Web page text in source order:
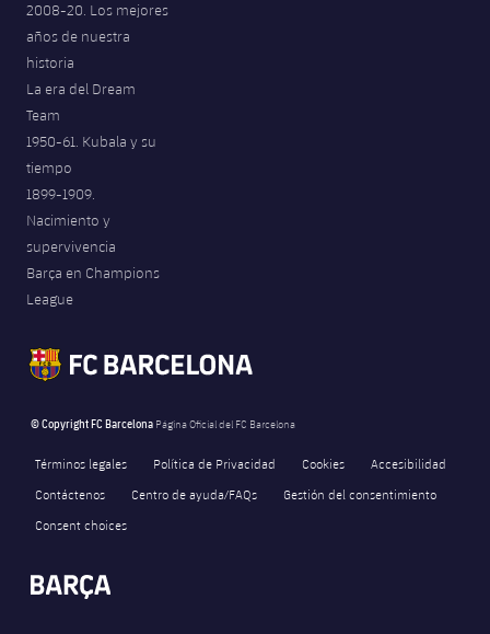
2008-20. Los mejores
años de nuestra
historia
La era del Dream
Team
1950-61. Kubala y su
tiempo
1899-1909.
Nacimiento y
supervivencia
Barça en Champions
League
© Copyright FC Barcelona Página Oficial del FC Barcelona
Términos legales Política de Privacidad Cookies
Accesibilidad
Contáctenos
Centro de ayuda/FAQs
Gestión del consentimiento
Consent choices